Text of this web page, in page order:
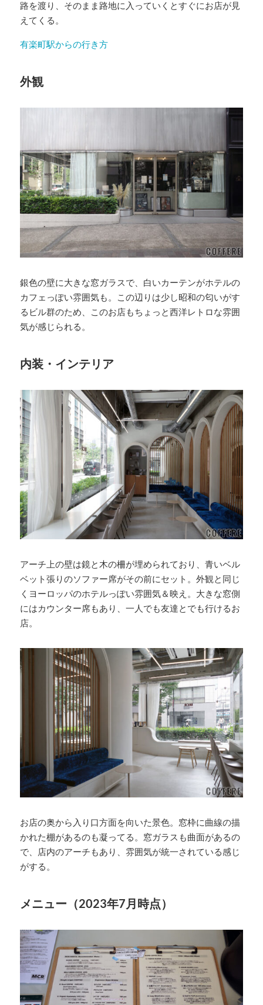
路を渡り、そのまま路地に入っていくとすぐにお店が見
えてくる。
有楽町駅からの行き方
外観
銀色の壁に大きな窓ガラスで、白いカーテンがホテルの
カフェっぽい雰囲気も。この辺りは少し昭和の匂いがす
るビル群のため、このお店もちょっと西洋レトロな雰囲
気が感じられる。
内装・インテリア
アーチ上の壁は鏡と木の柵が埋められており、青いベル
ベット張りのソファー席がその前にセット。外観と同じ
くヨーロッパのホテルっぽい雰囲気＆映え。大きな窓側
にはカウンター席もあり、一人でも友達とでも行けるお
店。
お店の奥から入り口方面を向いた景色。窓枠に曲線の描
かれた棚があるのも凝ってる。窓ガラスも曲面があるの
で、店内のアーチもあり、雰囲気が統一されている感じ
がする。
メニュー（2023年7月時点）